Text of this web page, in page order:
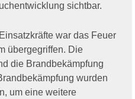
sichtbar.
war das Feuer
übergegriffen. Die
die Brandbekämpfung
wurden
um eine weitere